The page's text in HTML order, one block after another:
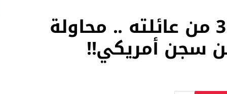
قَتَلَ 5 أشخاص بينهم 3 من عائلته .. محاولة
سجن أمريكي!!